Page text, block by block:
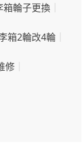
輪子更換
箱2輪改4輪
修